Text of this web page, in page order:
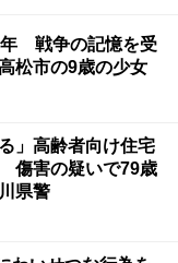
年 戦争の記憶を受
松市の9歳の少女
」高齢者向け住宅
傷害の疑いで79歳
県警